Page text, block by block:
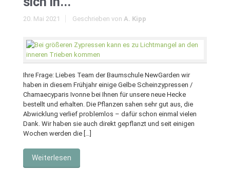
20. Mai 2021 Geschrieben von A. Kipp
Ihre Frage: Liebes Team der Baumschule NewGarden wir
haben in diesem Frühjahr einige Gelbe Scheinzypressen /
Chamaecyparis Ivonne bei Ihnen für unsere neue Hecke
bestellt und erhalten. Die Pflanzen sahen sehr gut aus, die
Abwicklung verlief problemlos – dafür schon einmal vielen
Dank. Wir haben sie auch direkt gepflanzt und seit einigen
Wochen werden die […]
Weiterlesen